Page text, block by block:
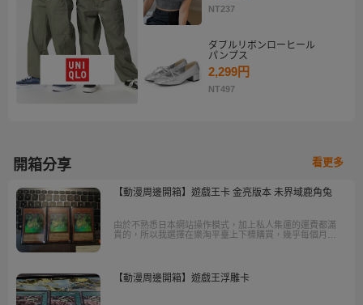
NT237
ダブルリボンローヒール
パンプス
2,299円
NT497
開箱分享 看更多
【動漫周邊開箱】遊戲王卡 金亮版本 未界域鹿角兔
由於不熟悉日本網站操作模式，加上私人集運的運費都滿
貴的，所以我選擇在樂淘平臺上下標購買，幾乎每個月都
【動漫周邊開箱】遊戲王浮雕卡